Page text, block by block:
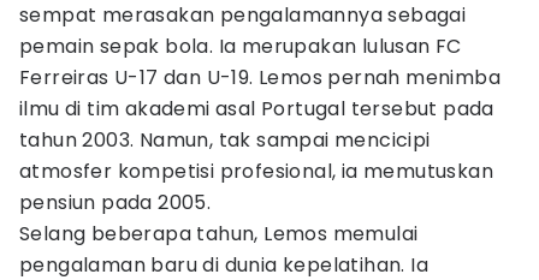
sempat merasakan pengalamannya sebagai
pemain sepak bola. Ia merupakan lulusan FC
Ferreiras U-17 dan U-19. Lemos pernah menimba
ilmu di tim akademi asal Portugal tersebut pada
tahun 2003. Namun, tak sampai mencicipi
atmosfer kompetisi profesional, ia memutuskan
pensiun pada 2005.
Selang beberapa tahun, Lemos memulai
pengalaman baru di dunia kepelatihan. Ia